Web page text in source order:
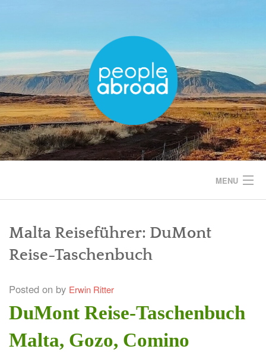
MENU
ASIEN
AFRIKA
OZEANIEN
Malta Reiseführer: DuMont
Reise-Taschenbuch
Posted on by Erwin Ritter
DuMont Reise-Taschenbuch
Malta, Gozo, Comino